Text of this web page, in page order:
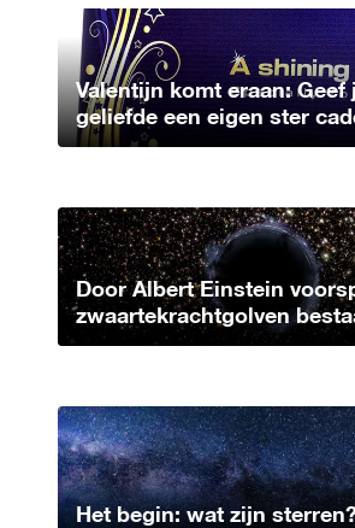
Valentijn komt eraan: Geef
geliefde een eigen ster
Door Albert Einstein
zwaartekrachtgolven
Het begin: wat zijn